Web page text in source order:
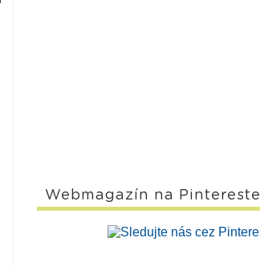
Webmagazín na Pintereste